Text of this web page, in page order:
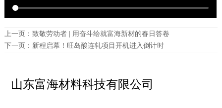
上一页： 致敬劳动者 | 用奋斗绘就富海新材的春日答卷
下一页： 新程启幕！旺岛酸连轧项目开机进入倒计时
山东富海材料科技有限公司